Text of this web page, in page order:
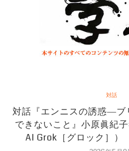
対話
対話『エンニスの誘惑―ブ
できないこと』小原眞紀
AI Grok［グロック］）